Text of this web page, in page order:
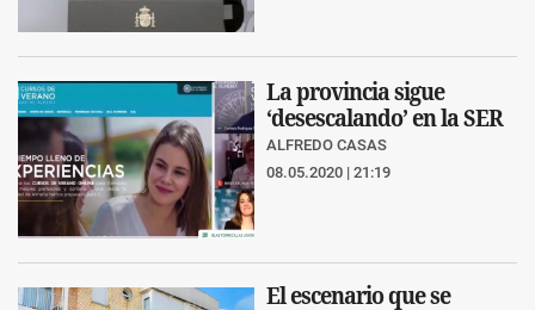
La provincia sigue
‘desescalando’ en la SER
ALFREDO CASAS
08.05.2020 | 21:19
El escenario que se